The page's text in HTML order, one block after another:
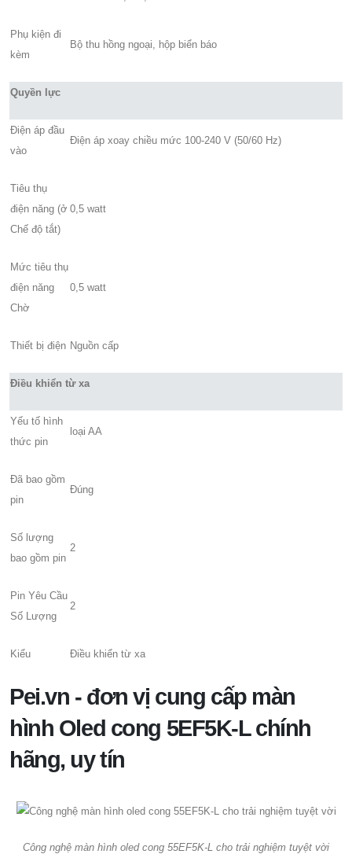
Phụ kiện đi
kèm
Bộ thu hồng ngoại, hộp biển báo
Quyền lực
Điện áp đầu
vào
Điện áp xoay chiều mức 100-240 V (50/60 Hz)
Tiêu thụ
điện năng (ở
Chế độ tắt)
0,5 watt
Mức tiêu thụ
điện năng
Chờ
0,5 watt
Thiết bị điện Nguồn cấp
Điều khiển từ xa
Yếu tố hình
thức pin
loại AA
Đã bao gồm
pin
Đúng
Số lượng
bao gồm pin
2
Pin Yêu Cầu
Số Lượng
2
Kiểu Điều khiển từ xa
Pei.vn - đơn vị cung cấp màn
hình Oled cong 5EF5K-L chính
hãng, uy tín
Công nghệ màn hình oled cong 55EF5K-L cho trải nghiệm tuyệt vời